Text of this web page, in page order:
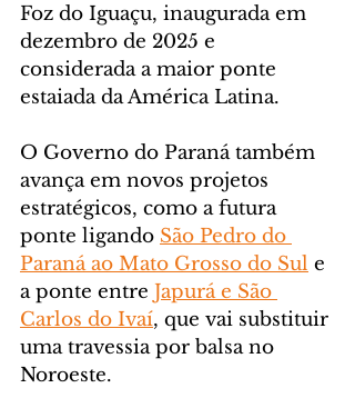
Foz do Iguaçu, inaugurada em
dezembro de 2025 e
considerada a maior ponte
estaiada da América Latina.
O Governo do Paraná também
avança em novos projetos
estratégicos, como a futura
ponte ligando São Pedro do
Paraná ao Mato Grosso do Sul e
a ponte entre Japurá e São
Carlos do Ivaí, que vai substituir
uma travessia por balsa no
Noroeste.